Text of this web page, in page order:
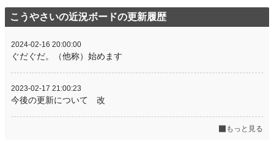
こうやさいの近況ボードの更新履歴
2024-02-16 20:00:00
ぐだぐだ。（他称）始めます
2023-02-17 21:00:23
今後の更新について 改
もっと見る